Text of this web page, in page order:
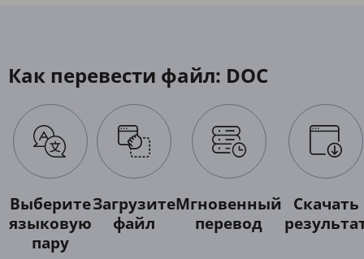
Как перевести файл: DOC
Выберите
языковую
пару
Загрузите
файл
Мгновенный
перевод
Скачать